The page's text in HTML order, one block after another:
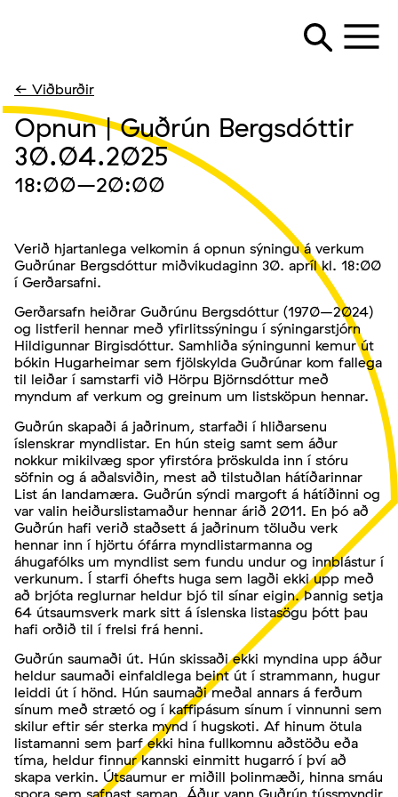
← Viðburðir
Opnun | Guðrún Bergsdóttir
30.04.2025
18:00–20:00
Verið hjartanlega velkomin á opnun sýningu á verkum
Guðrúnar Bergsdóttur miðvikudaginn 30. apríl kl. 18:00
í Gerðarsafni.
Gerðarsafn heiðrar Guðrúnu Bergsdóttur (1970–2024)
og listferil hennar með yfirlitssýningu í sýningarstjórn
Hildigunnar Birgisdóttur. Samhliða sýningunni kemur út
bókin Hugarheimar sem fjölskylda Guðrúnar kom fallega
til leiðar í samstarfi við Hörpu Björnsdóttur með
myndum af verkum og greinum um listsköpun hennar.
Guðrún skapaði á jaðrinum, starfaði í hliðarsenu
íslenskrar myndlistar. En hún steig samt sem áður
nokkur mikilvæg spor yfirstóra þröskulda inn í stóru
söfnin og á aðalsviðin, mest að tilstuðlan hátíðarinnar
List án landamæra. Guðrún sýndi margoft á hátíðinni og
var valin heiðurslistamaður hennar árið 2011. En þó að
Guðrún hafi verið staðsett á jaðrinum töluðu verk
hennar inn í hjörtu ófárra myndlistarmanna og
áhugafólks um myndlist sem fundu undur og innblástur í
verkunum. Í starfi óhefts huga sem lagði ekki upp með
að brjóta reglurnar heldur bjó til sínar eigin. Þannig setja
64 útsaumsverk mark sitt á íslenska listasögu þótt þau
hafi orðið til í frelsi frá henni.
Guðrún saumaði út. Hún skissaði ekki myndina upp áður
heldur saumaði einfaldlega beint út í strammann, hugur
leiddi út í hönd. Hún saumaði meðal annars á ferðum
sínum með strætó og í kaffipásum sínum í vinnunni sem
skilur eftir sér sterka mynd í hugskoti. Af hinum ötula
listamanni sem þarf ekki hina fullkomnu aðstöðu eða
tíma, heldur finnur kannski einmitt hugarró í því að
skapa verkin. Útsaumur er miðill þolinmæði, hinna smáu